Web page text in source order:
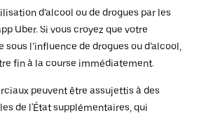
d’alcool ou de drogues par les
Uber. Si vous croyez que votre
l’influence de drogues ou d’alcool,
fin à la course immédiatement.
peuvent être assujettis à des
de l'État supplémentaires, qui